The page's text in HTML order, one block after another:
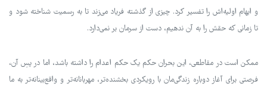
و ابهام اولیه‌اش را تفسیر کرد. چیزی از گذشته فریاد می‌زند تا به رسمیت شناخته شود و
تا زمانی که حقش را به آن ندهیم، دست از سرمان بر نمی‌دارد.
ممکن است در مقاطعی، این بحران حکم یک حکم اعدام را داشته باشد، اما در پسِ آن،
فرصتی برای آغاز دوباره زندگی‌مان با رویکردی بخشنده‌تر، مهربانانه‌تر و واقع‌بینانه‌تر به ما